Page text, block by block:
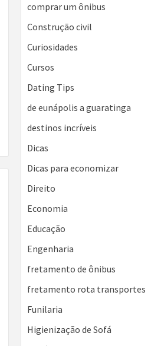
comprar um ônibus
Construção civil
Curiosidades
Cursos
Dating Tips
de eunápolis a guaratinga
destinos incríveis
Dicas
Dicas para economizar
Direito
Economia
Educação
Engenharia
fretamento de ônibus
fretamento rota transportes
Funilaria
Higienização de Sofá